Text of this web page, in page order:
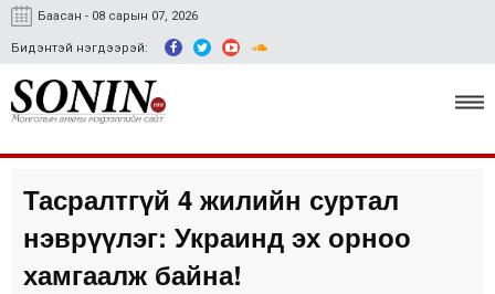
Баасан - 08 сарын 07, 2026
Бидэнтэй нэгдээрэй:
Улс төр, эдийн засаг
Гэмт хэрэг
Тасралтгүй 4 жилийн суртал
нэврүүлэг: Украинд эх орноо
хамгаалж байна!